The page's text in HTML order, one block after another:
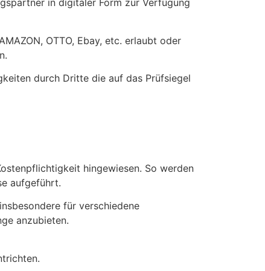
in digitaler Form zur Verfügung
OTTO, Ebay, etc. erlaubt oder
durch Dritte die auf das Prüfsiegel
hingewiesen. So werden
aufgeführt.
für verschiedene
anzubieten.